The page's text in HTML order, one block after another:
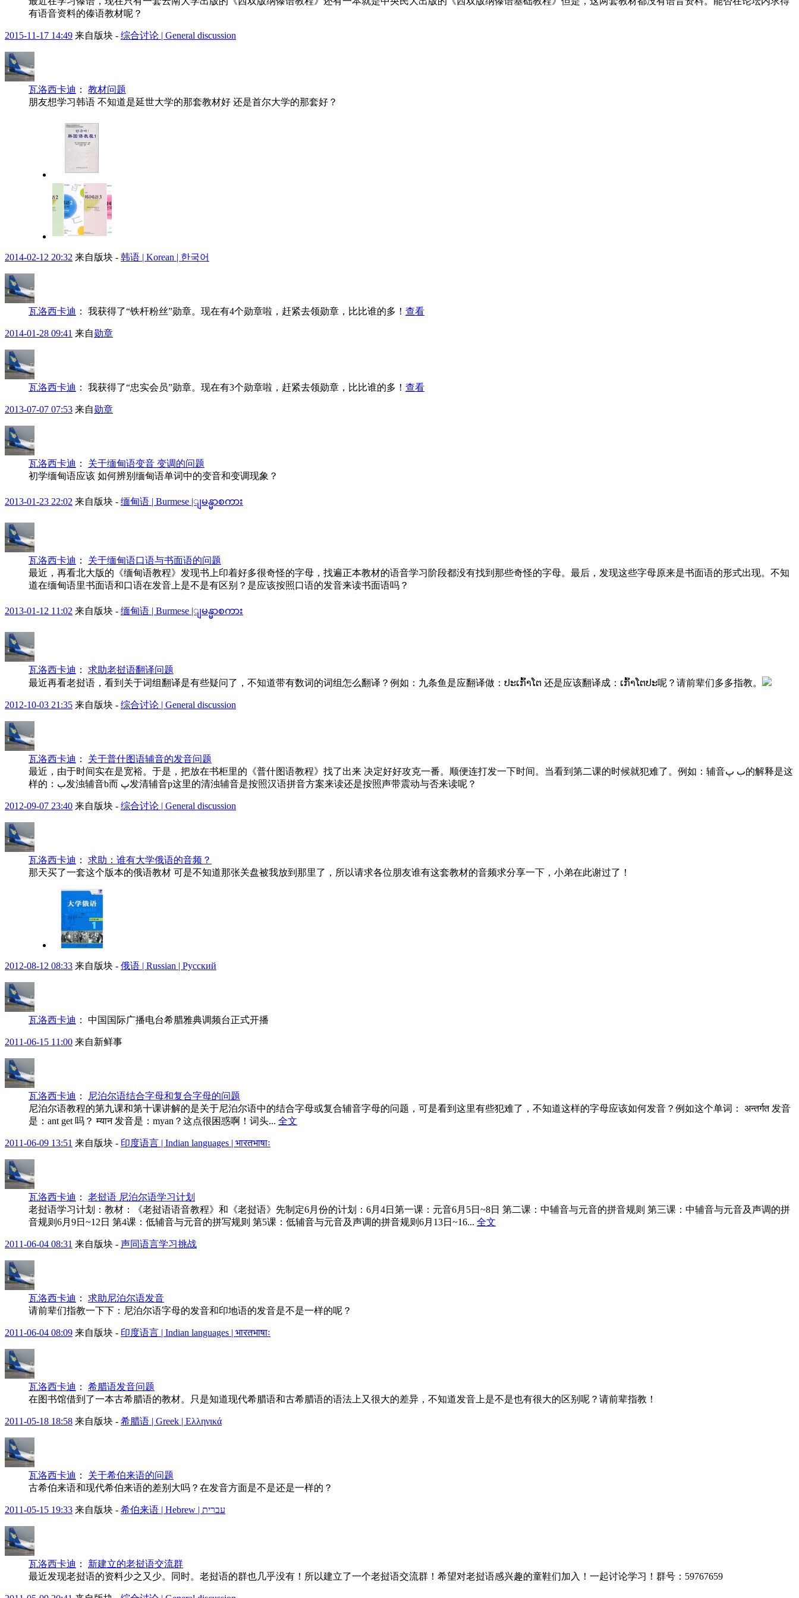
有语音资料的傣语教材呢？
2015-11-17 14:49 来自版块 - 综合讨论 | General discussion
瓦洛西卡迪 ： 教材问题
朋友想学习韩语 不知道是延世大学的那套教材好 还是首尔大学的那套好？
2014-02-12 20:32 来自版块 - 韩语 | Korean | 한국어
瓦洛西卡迪 ： 我获得了“铁杆粉丝”勋章。现在有4个勋章啦，赶紧去领勋章，比比谁的多！ 查看
2014-01-28 09:41 来自勋章
瓦洛西卡迪 ： 我获得了“忠实会员”勋章。现在有3个勋章啦，赶紧去领勋章，比比谁的多！ 查看
2013-07-07 07:53 来自勋章
瓦洛西卡迪 ： 关于缅甸语变音 变调的问题
初学缅甸语应该 如何辨别缅甸语单词中的变音和变调现象？
2013-01-23 22:02 来自版块 - 缅甸语 | Burmese |ျမန္မာစကား
瓦洛西卡迪 ： 关于缅甸语口语与书面语的问题
最近，再看北大版的《缅甸语教程》发现书上印着好多很奇怪的字母，找遍正本教材的语音学习阶段都没有找到那些奇怪的字母。最后，发现这些字母原来是书面语的形式出现。不知
道在缅甸语里书面语和口语在发音上是不是有区别？是应该按照口语的发音来读书面语吗？
2013-01-12 11:02 来自版块 - 缅甸语 | Burmese |ျမန္မာစကား
瓦洛西卡迪 ： 求助老挝语翻译问题
最近再看老挝语，看到关于词组翻译是有些疑问了，不知道带有数词的词组怎么翻译？例如：九条鱼是应翻译做：ປະເກົ້າໂຕ 还是应该翻译成：ເກົ້າໂຕປະ呢？请前辈们多多指教。
2012-10-03 21:35 来自版块 - 综合讨论 | General discussion
瓦洛西卡迪 ： 关于普什图语辅音的发音问题
最近，由于时间实在是宽裕。于是，把放在书柜里的《普什图语教程》找了出来 决定好好攻克一番。顺便连打发一下时间。当看到第二课的时候就犯难了。例如：辅音ب پ的解释是这
样的：ب发浊辅音b而 پ发清辅音p这里的清浊辅音是按照汉语拼音方案来读还是按照声带震动与否来读呢？
2012-09-07 23:40 来自版块 - 综合讨论 | General discussion
瓦洛西卡迪 ： 求助：谁有大学俄语的音频？
那天买了一套这个版本的俄语教材 可是不知道那张关盘被我放到那里了，所以请求各位朋友谁有这套教材的音频求分享一下，小弟在此谢过了！
2012-08-12 08:33 来自版块 - 俄语 | Russian | Pусский
瓦洛西卡迪 ： 中国国际广播电台希腊雅典调频台正式开播
2011-06-15 11:00 来自新鲜事
瓦洛西卡迪 ：
尼泊尔语结合字母和复合字母的问题
尼泊尔语教程的第九课和第十课讲解的是关于尼泊尔语中的结合字母或复合辅音字母的问题，可是看到这里有些犯难了，不知道这样的字母应该如何发音？例如这个单词： अन्तर्गत 发音
是：ant get 吗？ म्यान 发音是：myan？这点很困惑啊！词头... 全文
2011-06-09 13:51 来自版块 - 印度语言 | Indian languages | भारतभाषाः
瓦洛西卡迪 ： 老挝语 尼泊尔语学习计划
老挝语学习计划：教材：《老挝语语音教程》和《老挝语》先制定6月份的计划：6月4日第一课：元音6月5日~8日 第二课：中辅音与元音的拼音规则 第三课：中辅音与元音及声调的拼
音规则6月9日~12日 第4课：低辅音与元音的拼写规则 第5课：低辅音与元音及声调的拼音规则6月13日~16... 全文
2011-06-04 08:31 来自版块 - 声同语言学习挑战
瓦洛西卡迪 ： 求助尼泊尔语发音
请前辈们指教一下下：尼泊尔语字母的发音和印地语的发音是不是一样的呢？
2011-06-04 08:09 来自版块 - 印度语言 | Indian languages | भारतभाषाः
瓦洛西卡迪 ： 希腊语发音问题
在图书馆借到了一本古希腊语的教材。只是知道现代希腊语和古希腊语的语法上又很大的差异，不知道发音上是不是也有很大的区别呢？请前辈指教！
2011-05-18 18:58 来自版块 - 希腊语 | Greek | Ελληνικά
瓦洛西卡迪 ： 关于希伯来语的问题
古希伯来语和现代希伯来语的差别大吗？在发音方面是不是还是一样的？
2011-05-15 19:33 来自版块 - 希伯来语 | Hebrew | עברית
瓦洛西卡迪 ： 新建立的老挝语交流群
最近发现老挝语的资料少之又少。同时。老挝语的群也几乎没有！所以建立了一个老挝语交流群！希望对老挝语感兴趣的童鞋们加入！一起讨论学习！群号：59767659